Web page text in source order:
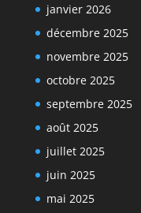
janvier 2026
décembre 2025
novembre 2025
octobre 2025
septembre 2025
août 2025
juillet 2025
juin 2025
mai 2025